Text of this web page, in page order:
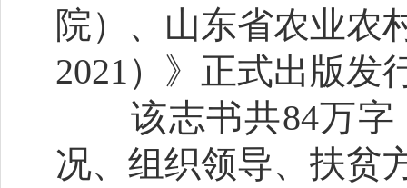
院）、山东省农业农
2021）》正式出版发
该志书共84万字
况、组织领导、扶贫